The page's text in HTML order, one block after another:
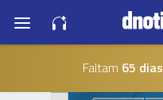
Faltam 65 dias